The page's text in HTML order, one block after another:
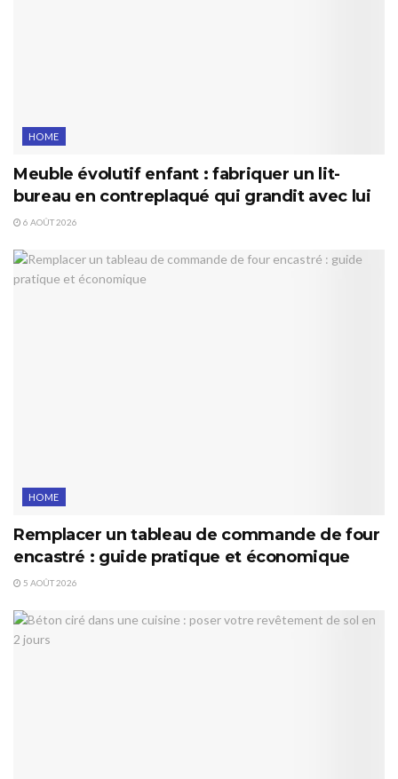
HOME
Meuble évolutif enfant : fabriquer un lit-
bureau en contreplaqué qui grandit avec lui
6 AOÛT 2026
HOME
Remplacer un tableau de commande de four
encastré : guide pratique et économique
5 AOÛT 2026